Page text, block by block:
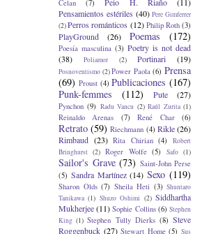
Celan
(7)
Pensamientos estériles (40) Pere Gimferrer
(2)Perros románticos (12) Philip Roth (3)
PlayGround (26) Poemas (172)
Poesía masculina (3) Poetry is not dead
(38)
Poliamor (2) Portinari (19)
Posnoventismo (2) Power Paola (6) Prensa
(69) Proust (4) Publicaciones (167)
Punk-femmes
(112) Pute (27)
Pynchon (9) Radu Vancu (2) Raúl Zurita (1)
Reinaldo Arenas (7) René Char (6)
Retrato (59) Riechmann (4) Rikle (26)
Rimbaud (23) Rita Chirian (4)
Robert
Bringhurst (2) Roger Wolfe (5) Safo (1)
Sailor's Grave (73) Saint-John Perse
(5) Sandra Martínez (14) Sexo (119)
Sharon Olds (7) Sheila Heti (3) Shuntaro
Tanikawa (1) Shuzo Oshimi (2) Siddhartha
Mukherjee (11) Sophie Collins (6) Stephen
King (1) Stephen Tully Dierks (8) Steve
Roggenbuck (27) Stewart Home (5) Sus